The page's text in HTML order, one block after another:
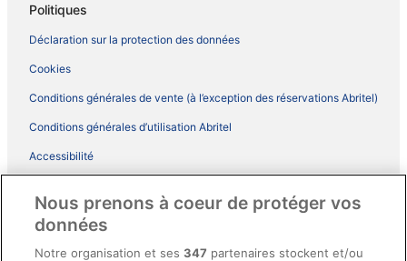
Politiques
Déclaration sur la protection des données
Cookies
Conditions générales de vente (à l’exception des réservations Abritel)
Conditions générales d’utilisation Abritel
Accessibilité
Conditions générales du programme BONUS+ d’ebookers
Nous prenons à coeur de protéger vos
données
Notre organisation et ses347 partenaires stockent et/ou